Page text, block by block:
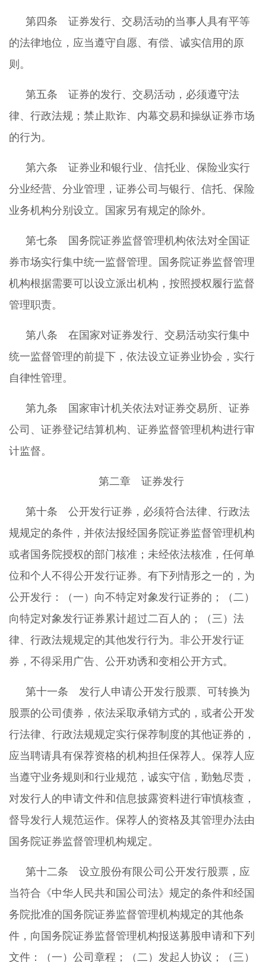
第四条 证券发行、交易活动的当事人具有平等
的法律地位，应当遵守自愿、有偿、诚实信用的原
则。
第五条 证券的发行、交易活动，必须遵守法
律、行政法规；禁止欺诈、内幕交易和操纵证券市场
的行为。
第六条 证券业和银行业、信托业、保险业实行
分业经营、分业管理，证券公司与银行、信托、保险
业务机构分别设立。国家另有规定的除外。
第七条 国务院证券监督管理机构依法对全国证
券市场实行集中统一监督管理。国务院证券监督管理
机构根据需要可以设立派出机构，按照授权履行监督
管理职责。
第八条 在国家对证券发行、交易活动实行集中
统一监督管理的前提下，依法设立证券业协会，实行
自律性管理。
第九条 国家审计机关依法对证券交易所、证券
公司、证券登记结算机构、证券监督管理机构进行审
计监督。
第二章 证券发行
第十条 公开发行证券，必须符合法律、行政法
规规定的条件，并依法报经国务院证券监督管理机构
或者国务院授权的部门核准；未经依法核准，任何单
位和个人不得公开发行证券。有下列情形之一的，为
公开发行：（一）向不特定对象发行证券的；（二）
向特定对象发行证券累计超过二百人的；（三）法
律、行政法规规定的其他发行行为。非公开发行证
券，不得采用广告、公开劝诱和变相公开方式。
第十一条 发行人申请公开发行股票、可转换为
股票的公司债券，依法采取承销方式的，或者公开发
行法律、行政法规规定实行保荐制度的其他证券的，
应当聘请具有保荐资格的机构担任保荐人。保荐人应
当遵守业务规则和行业规范，诚实守信，勤勉尽责，
对发行人的申请文件和信息披露资料进行审慎核查，
督导发行人规范运作。保荐人的资格及其管理办法由
国务院证券监督管理机构规定。
第十二条 设立股份有限公司公开发行股票，应
当符合《中华人民共和国公司法》规定的条件和经国
务院批准的国务院证券监督管理机构规定的其他条
件，向国务院证券监督管理机构报送募股申请和下列
文件：（一）公司章程；（二）发起人协议；（三）